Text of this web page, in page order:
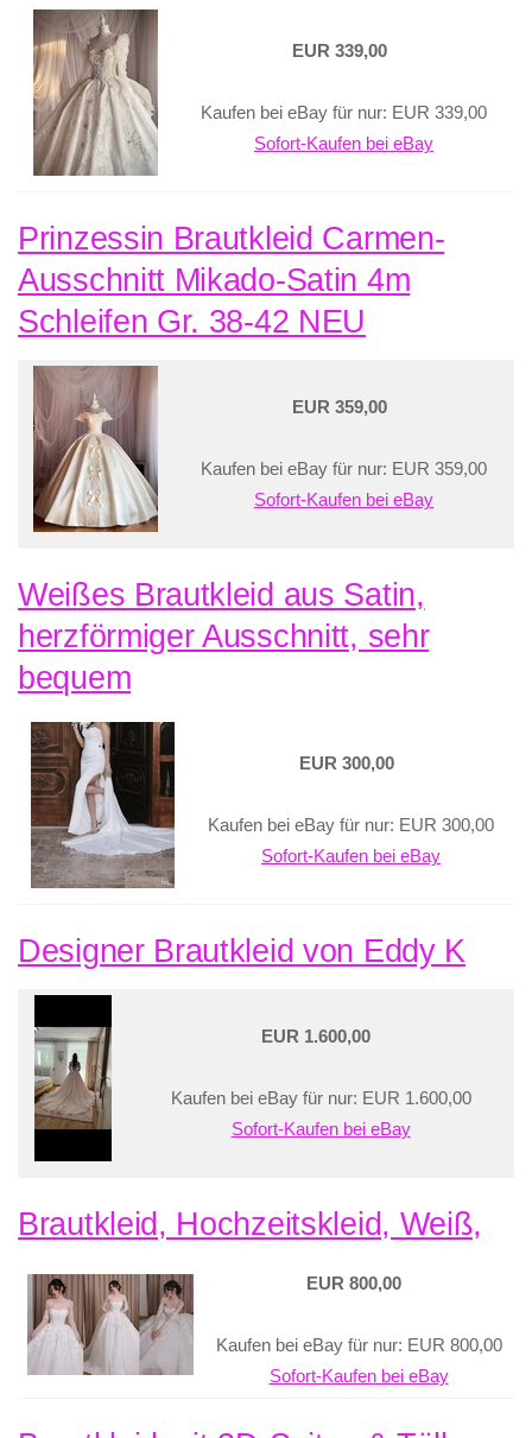
EUR 339,00
Kaufen bei eBay für nur: EUR 339,00
Sofort-Kaufen bei eBay
Prinzessin Brautkleid Carmen-
Ausschnitt Mikado-Satin 4m
Schleifen Gr. 38-42 NEU
EUR 359,00
Kaufen bei eBay für nur: EUR 359,00
Sofort-Kaufen bei eBay
Weißes Brautkleid aus Satin,
herzförmiger Ausschnitt, sehr
bequem
EUR 300,00
Kaufen bei eBay für nur: EUR 300,00
Sofort-Kaufen bei eBay
Designer Brautkleid von Eddy K
EUR 1.600,00
Kaufen bei eBay für nur: EUR 1.600,00
Sofort-Kaufen bei eBay
Brautkleid, Hochzeitskleid, Weiß,
EUR 800,00
Kaufen bei eBay für nur: EUR 800,00
Sofort-Kaufen bei eBay